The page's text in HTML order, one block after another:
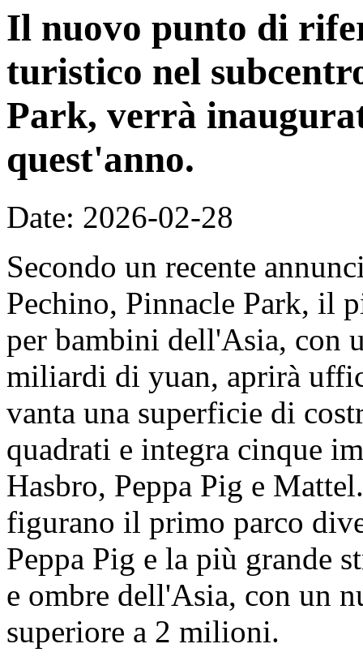
Il nuovo punto di
turistico nel
Park, verrà
quest'anno.
Date: 2026-02-28
Secondo un recente
Pechino, Pinnacle Park, il
per bambini dell'Asia, con
miliardi di yuan, aprirà
vanta una superficie di
quadrati e integra cinque
Hasbro, Peppa Pig e
figurano il primo parco
Peppa Pig e la più grande
e ombre dell'Asia, con un
superiore a 2 milioni.